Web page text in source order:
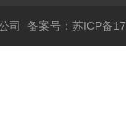
司 备案号：苏ICP备